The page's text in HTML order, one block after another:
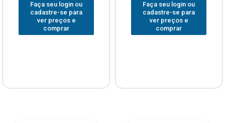
Faça seu login ou
cadastre-se para
ver preços e
comprar
Faça seu login ou
cadastre-se para
ver preços e
comprar